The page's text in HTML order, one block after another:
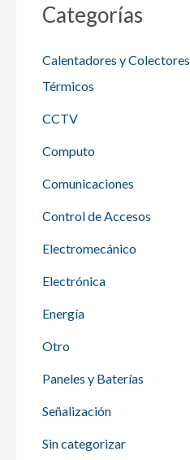
Categorías
Calentadores y Colectores
Térmicos
CCTV
Computo
Comunicaciones
Control de Accesos
Electromecánico
Electrónica
Energía
Otro
Paneles y Baterías
Señalización
Sin categorizar